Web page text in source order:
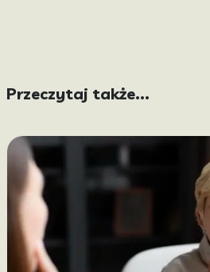
Przeczytaj także...